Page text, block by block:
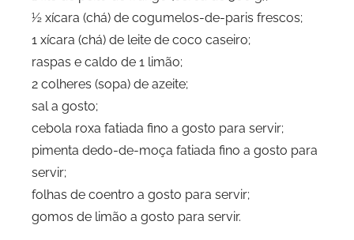
½ xícara (chá) de cogumelos-de-paris frescos;
1 xícara (chá) de leite de coco caseiro;
raspas e caldo de 1 limão;
2 colheres (sopa) de azeite;
sal a gosto;
cebola roxa fatiada fino a gosto para servir;
pimenta dedo-de-moça fatiada fino a gosto para
servir;
folhas de coentro a gosto para servir;
gomos de limão a gosto para servir.